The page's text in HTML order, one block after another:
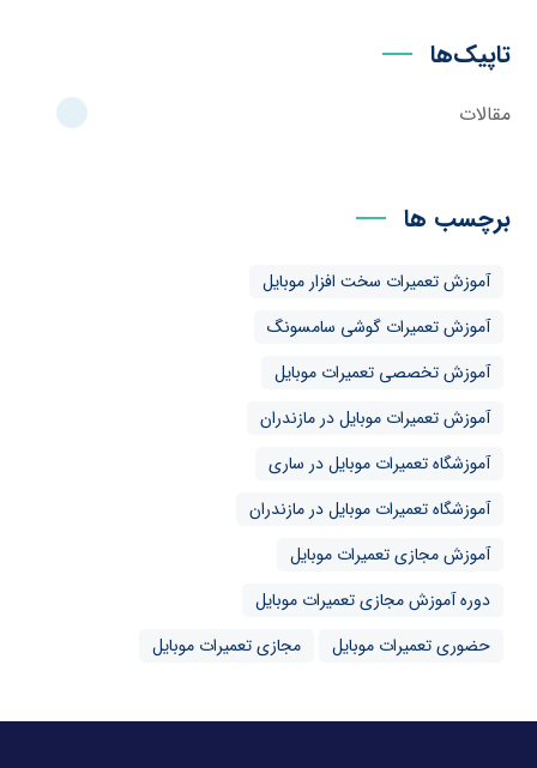
تاپیک‌ها
مقالات
برچسب ها
آموزش تعمیرات سخت افزار موبایل
آموزش تعمیرات گوشی سامسونگ
آموزش تخصصی تعمیرات موبایل
آموزش تعمیرات موبایل در مازندران
آموزشگاه تعمیرات موبایل در ساری
آموزشگاه تعمیرات موبایل در مازندران
آموزش مجازی تعمیرات موبایل
دوره آموزش مجازی تعمیرات موبایل
حضوری تعمیرات موبایل
مجازی تعمیرات موبایل